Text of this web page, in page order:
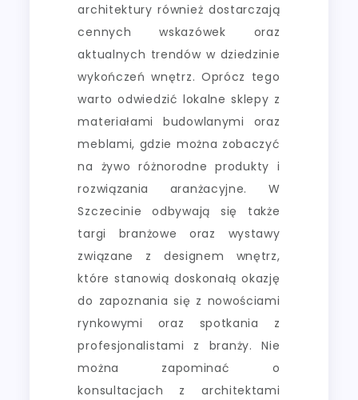
architektury również dostarczają
cennych wskazówek oraz
aktualnych trendów w dziedzinie
wykończeń wnętrz. Oprócz tego
warto odwiedzić lokalne sklepy z
materiałami budowlanymi oraz
meblami, gdzie można zobaczyć
na żywo różnorodne produkty i
rozwiązania aranżacyjne. W
Szczecinie odbywają się także
targi branżowe oraz wystawy
związane z designem wnętrz,
które stanowią doskonałą okazję
do zapoznania się z nowościami
rynkowymi oraz spotkania z
profesjonalistami z branży. Nie
można zapominać o
konsultacjach z architektami